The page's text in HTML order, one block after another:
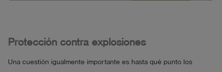
Protección contra explosiones
Una cuestión igualmente importante es hasta qué punto los